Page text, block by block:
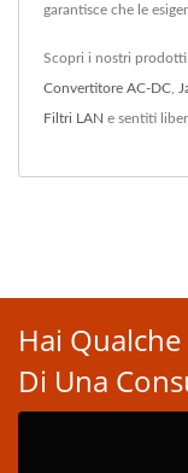
garantisce che le
Scopri i nostri
Convertitore AC-DC
Filtri LAN e sentiti
Hai
Di Una